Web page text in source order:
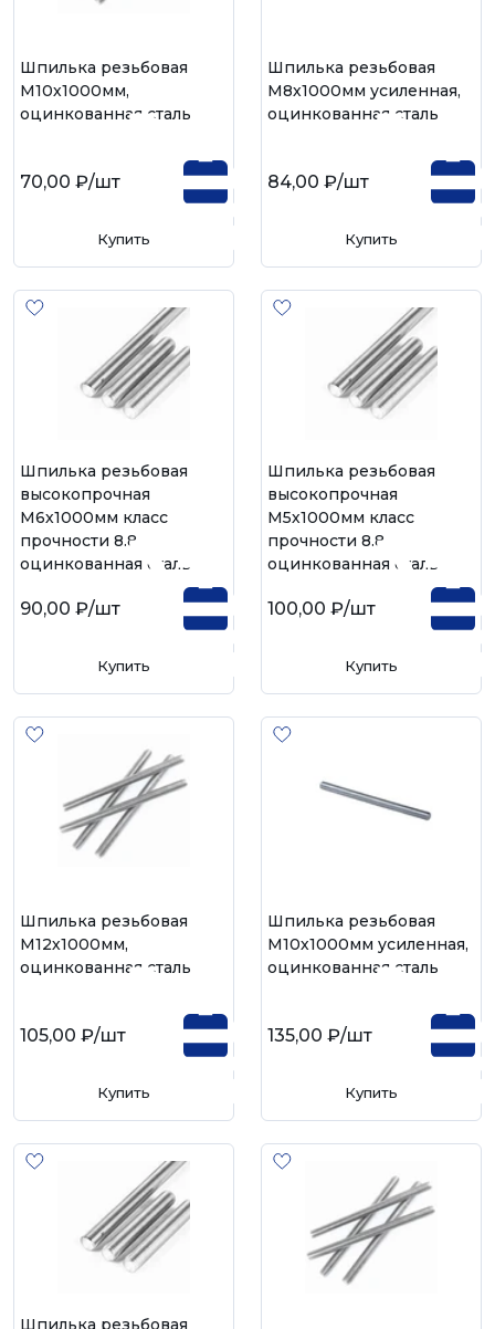
Шпилька резьбовая
М10х1000мм,
оцинкованная сталь
70,00 ₽/шт
Купить
Шпилька резьбовая
М8х1000мм усиленная,
оцинкованная сталь
84,00 ₽/шт
Купить
Шпилька резьбовая
высокопрочная
М6х1000мм класс
прочности 8.8,
оцинкованная сталь
90,00 ₽/шт
Купить
Шпилька резьбовая
высокопрочная
М5х1000мм класс
прочности 8.8,
оцинкованная сталь
100,00 ₽/шт
Купить
Шпилька резьбовая
М12х1000мм,
оцинкованная сталь
105,00 ₽/шт
Купить
Шпилька резьбовая
М10х1000мм усиленная,
оцинкованная сталь
135,00 ₽/шт
Купить
Шпилька резьбовая